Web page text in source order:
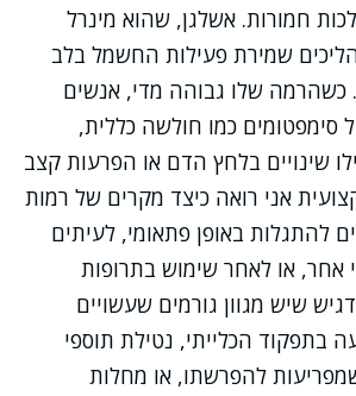
חמורות. אשלגן, שהוא מינרל
שמירת פעילות החשמל בלב
כשהרמה שלו גבוהה מדי, אנשים
סימפטומים כמו חולשה כללית,
שינויים בלחץ הדם או הפרעות קצב
אני רואה כיצד מקרים של רמות
להתגלות באופן פתאומי, לעיתים
אחר, או לאחר שימוש בתרופות
שיש מגוון גורמים שעשויים
בתפקוד הכלייתי, נטילת תוספי
להפרשתו, או מחלות